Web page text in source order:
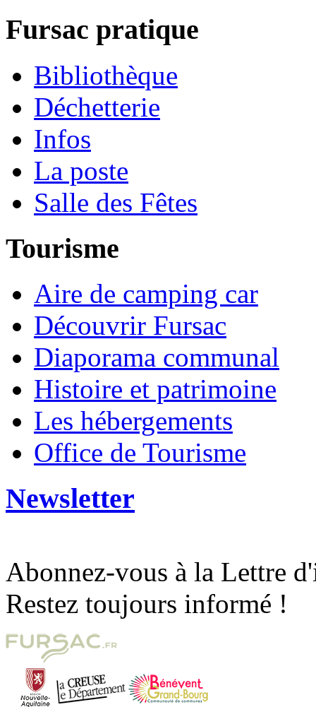
Fursac pratique
Bibliothèque
Déchetterie
Infos
La poste
Salle des Fêtes
Tourisme
Aire de camping car
Découvrir Fursac
Diaporama communal
Histoire et patrimoine
Les hébergements
Office de Tourisme
Newsletter
Abonnez-vous à la Lettre
Restez toujours informé !